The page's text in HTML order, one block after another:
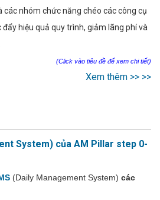
các nhóm chức năng chéo các công cụ
hiệu quả quy trình, giảm lãng phí và
(Click vào tiêu đề để xem chi tiết)
Xem thêm >> >>
System) của AM Pillar step 0-
(Daily Management System) các